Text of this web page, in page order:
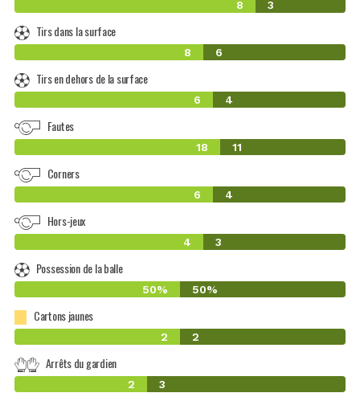
8 3
Tirs dans la surface
8 6
Tirs en dehors de la surface
6 4
Fautes
18 11
Corners
6 4
Hors-jeux
4 3
Possession de la balle
50% 50%
Cartons jaunes
2 2
Arrêts du gardien
2 3